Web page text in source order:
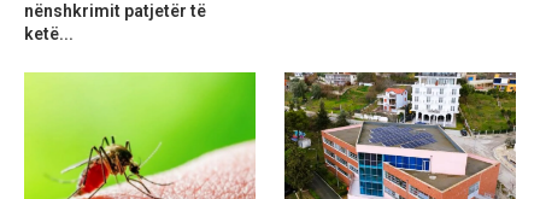
nënshkrimit patjetër të
ketë...